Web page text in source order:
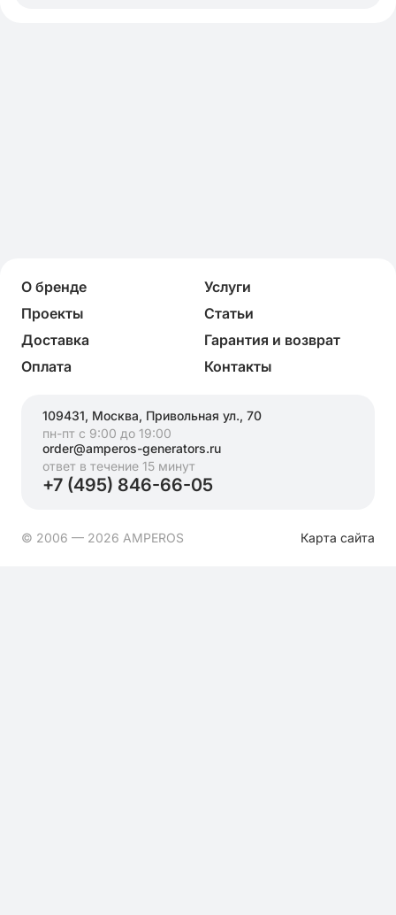
О бренде
Услуги
Проекты
Статьи
Доставка
Гарантия и возврат
Оплата
Контакты
109431, Москва, Привольная ул., 70
пн-пт с 9:00 до 19:00
order@amperos-generators.ru
ответ в течение 15 минут
+7 (495) 846-66-05
© 2006 — 2026 AMPEROS Карта сайта